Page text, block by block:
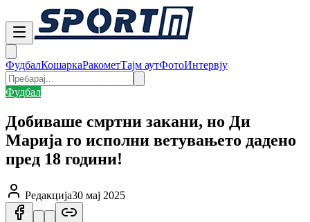
ФудбалКошаркаРакометТајм аутФотоИнтервју
Фудбал
Добиваше смртни закани, но Ди
Марија го исполни ветувањето дадено
пред 18 години!
Редакција30 мај 2025